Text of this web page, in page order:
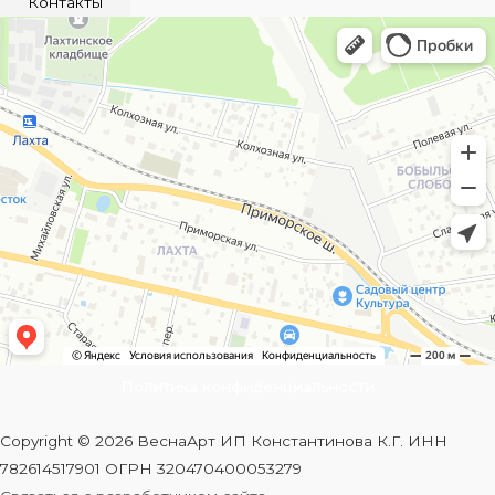
Copyright © 2026 ВеснаАрт ИП Константинова К.Г. ИНН
782614517901 ОГРН 320470400053279